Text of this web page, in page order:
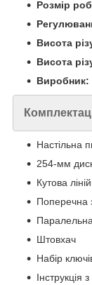
Розмір
Висота
Висота
Виробник:
Настільна
254-мм
Кутова
Поперечна
Штовхач
Набір
Інструкція